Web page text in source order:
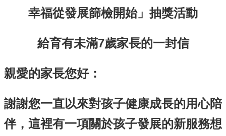
位
開
資
訊
幸福從發展篩檢開始」抽獎活動
給育有未滿7歲家長的一封信
親愛的家長您好：
謝謝您一直以來對孩子健康成長的用心陪
伴，這裡有一項關於孩子發展的新服務想